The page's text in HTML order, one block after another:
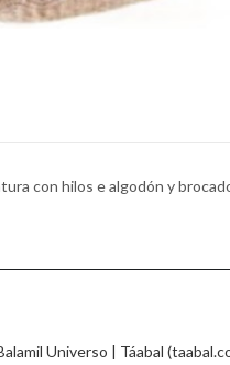
con hilos e algodón y
Universo | Táabal